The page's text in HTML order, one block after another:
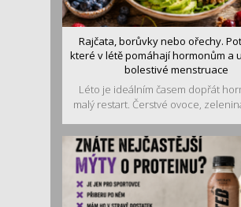
Rajčata, borůvky nebo ořechy.
které v létě pomáhají hormonům a
bolestivé menstruace
Léto je ideálním časem dopřát
malý restart. Čerstvé ovoce,